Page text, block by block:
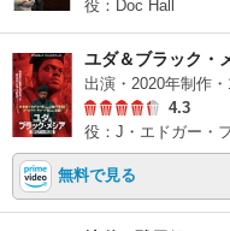
役：Doc Hall
ユダ＆ブラック・
出演・2020年制作・
4.3
役：J・エドガー・
無料で見る